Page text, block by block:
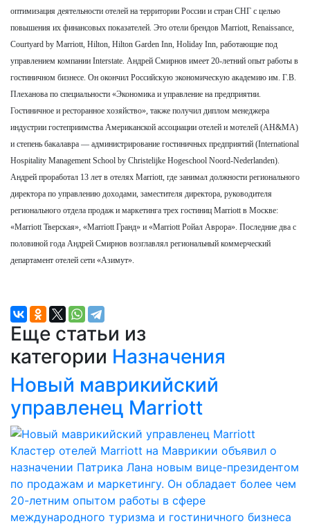
оптимизация деятельности отелей на территории России и стран СНГ с целью
повышения их финансовых показателей. Это отели брендов Marriott, Renaissance,
Courtyard by Marriott, Hilton, Hilton Garden Inn, Holiday Inn, работающие под
управлением компании Interstate. Андрей Смирнов имеет 20-летний опыт работы в
гостиничном бизнесе. Он окончил Российскую экономическую академию им. Г.В.
Плеханова по специальности «Экономика и управление на предприятии.
Гостиничное и ресторанное хозяйство», также получил диплом менеджера
индустрии гостеприимства Американской ассоциации отелей и мотелей (AH&MA)
и степень бакалавра — администрирование гостиничных предприятий (International
Hospitality Management School by Christelijke Hogeschool Noord-Nederlanden).
Андрей проработал 13 лет в отелях Marriott, где занимал должности регионального
директора по управлению доходами, заместителя директора, руководителя
регионального отдела продаж и маркетинга трех гостиниц Marriott в Москве:
«Marriott Тверская», «Marriott Гранд» и «Marriott Ройал Аврора». Последние два с
половиной года Андрей Смирнов возглавлял региональный коммерческий
департамент отелей сети «Азимут».
Еще статьи из
категории Назначения
Новый маврикийский
управленец Marriott
Кластер отелей Marriott на Маврикии объявил о
назначении Патрика Лана новым вице-президентом
по продажам и маркетингу. Он обладает более чем
20-летним опытом работы в сфере
международного туризма и гостиничного бизнеса